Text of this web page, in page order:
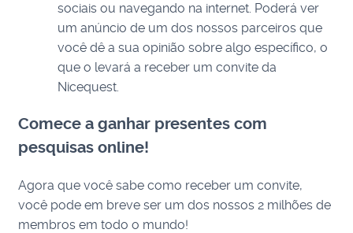
sociais ou navegando na internet. Poderá ver
um anúncio de um dos nossos parceiros que
você dê a sua opinião sobre algo específico, o
que o levará a receber um convite da
Nicequest.
Comece a ganhar presentes com
pesquisas online!
Agora que você sabe como receber um convite,
você pode em breve ser um dos nossos 2 milhões de
membros em todo o mundo!